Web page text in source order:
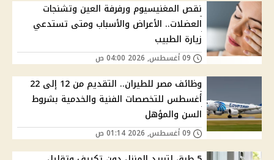
نقص المغنيسيوم ورفرفة العين وتشنجات
العضلات.. الأعراض والأسباب ومتى تستدعي
زيارة الطبيب
وظائف مصر للطيران.. التقديم من 12 إلى 22
أغسطس للتخصصات الفنية والخدمية بشروط
السن والمؤهل